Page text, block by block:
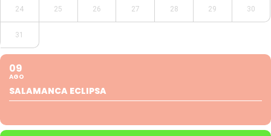
24 25 26 27 28 29 30
31
09
AGO
SALAMANCA ECLIPSA